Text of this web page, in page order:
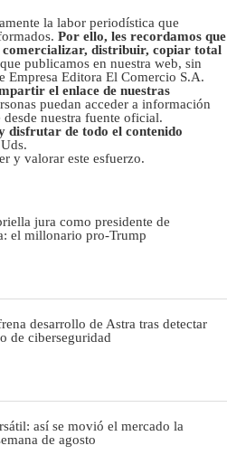
la labor periodística que
Por ello, les recordamos que
distribuir, copiar total
que publicamos en nuestra web, sin
Empresa Editora El Comercio S.A.
el enlace de nuestras
puedan acceder a información
nuestra fuente oficial.
disfrutar de todo el contenido
y valorar este esfuerzo.
jura como presidente de
el millonario pro-Trump
desarrollo de Astra tras detectar
de ciberseguridad
así se movió el mercado la
de agosto